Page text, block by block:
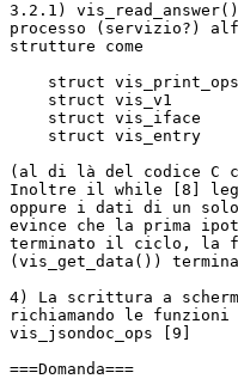
3.2.1)
processo (servizio?)
strutture come
    struct vis_print_ops
    struct vis_v1
    struct vis_iface
    struct vis_entry
(al di là del codice C
Inoltre il while [8]
oppure i dati di un
evince che la prima
terminato il ciclo, la
(vis_get_data())
4) La scrittura a
richiamando le
vis_jsondoc_ops [9]
===Domanda===